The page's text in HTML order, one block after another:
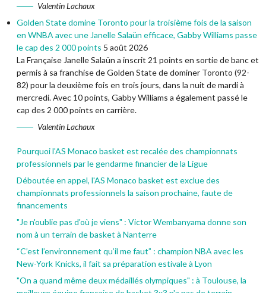
Valentin Lachaux
Golden State domine Toronto pour la troisième fois de la saison
en WNBA avec une Janelle Salaün efficace, Gabby Williams passe
le cap des 2 000 points 5 août 2026
La Française Janelle Salaün a inscrit 21 points en sortie de banc et
permis à sa franchise de Golden State de dominer Toronto (92-
82) pour la deuxième fois en trois jours, dans la nuit de mardi à
mercredi. Avec 10 points, Gabby Williams a également passé le
cap des 2 000 points en carrière.
Valentin Lachaux
Pourquoi l'AS Monaco basket est recalée des championnats
professionnels par le gendarme financier de la Ligue
Déboutée en appel, l'AS Monaco basket est exclue des
championnats professionnels la saison prochaine, faute de
financements
"Je n'oublie pas d'où je viens" : Victor Wembanyama donne son
nom à un terrain de basket à Nanterre
“C’est l’environnement qu’il me faut” : champion NBA avec les
New-York Knicks, il fait sa préparation estivale à Lyon
"On a quand même deux médaillés olympiques" : à Toulouse, la